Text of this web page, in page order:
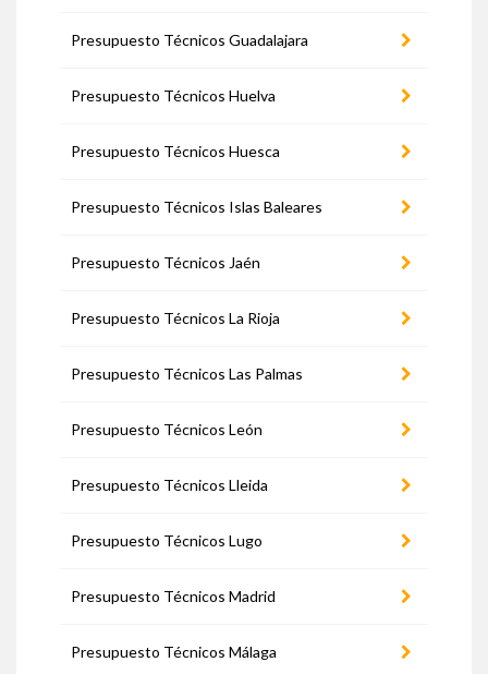
Presupuesto Técnicos Guadalajara
Presupuesto Técnicos Huelva
Presupuesto Técnicos Huesca
Presupuesto Técnicos Islas Baleares
Presupuesto Técnicos Jaén
Presupuesto Técnicos La Rioja
Presupuesto Técnicos Las Palmas
Presupuesto Técnicos León
Presupuesto Técnicos Lleida
Presupuesto Técnicos Lugo
Presupuesto Técnicos Madrid
Presupuesto Técnicos Málaga